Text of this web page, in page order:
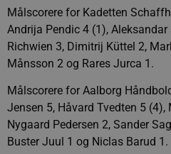
Målscorere for Kadetten
Andrija Pendic 4 (1),
Richwien 3, Dimitrij Küttel 2,
Månsson 2 og Rares Jurca 1.
Målscorere for Aalborg
Jensen 5, Håvard Tvedten 5
Nygaard Pedersen 2, Sander
Buster Juul 1 og Niclas Barud 1.